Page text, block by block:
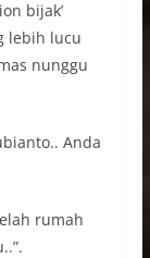
bijak’
lebih lucu
nunggu
Anda
rumah